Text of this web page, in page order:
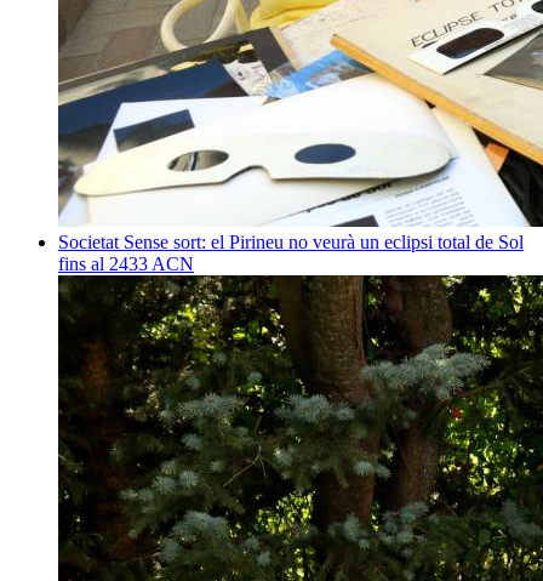
Societat Sense sort: el Pirineu no veurà un eclipsi total de Sol
fins al 2433 ACN